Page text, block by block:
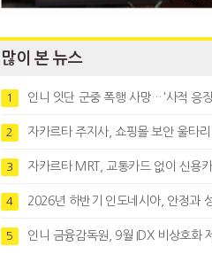
많이 본 뉴스
1 인니 잇단 군중 폭행 사망…'사적 응징' 확산에
2 자카르타 주지사, 쇼핑몰 보안 울타리 철거 요청…"치안 문
3 자카르타 MRT, 교통카드 없이 신용카드로 바
4 2026년 하반기 인도네시아, 안정과 성장의
5 인니 금융감독원, 9월 IDX 비상호화 제도 마련…주식회사